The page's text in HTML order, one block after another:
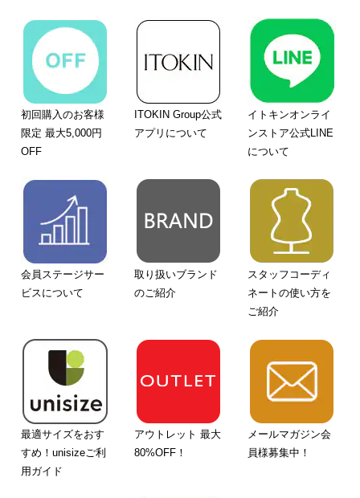
初回購入のお客様
限定 最大5,000円
OFF
ITOKIN Group公式
アプリについて
イトキンオンライ
ンストア公式LINE
について
会員ステージサー
ビスについて
取り扱いブランド
のご紹介
スタッフコーディ
ネートの使い方を
ご紹介
最適サイズをおす
すめ！unisizeご利
用ガイド
アウトレット 最大
80%OFF！
メールマガジン会
員様募集中！